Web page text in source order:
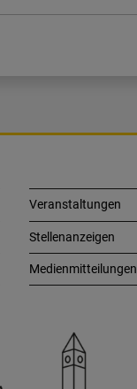
Veranstaltungen
Stellenanzeigen
Medienmitteilungen